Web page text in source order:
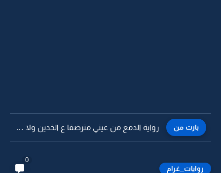
بارت من رواية الدمع من عيني مترضفا ع الخدين ولا لقى مسعافي...
روايات_غرام
0